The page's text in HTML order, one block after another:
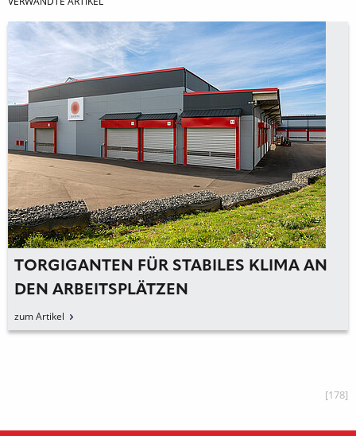
TORGIGANTEN FÜR STABILES KLIMA AN
DEN ARBEITSPLÄTZEN
zum Artikel
[178]